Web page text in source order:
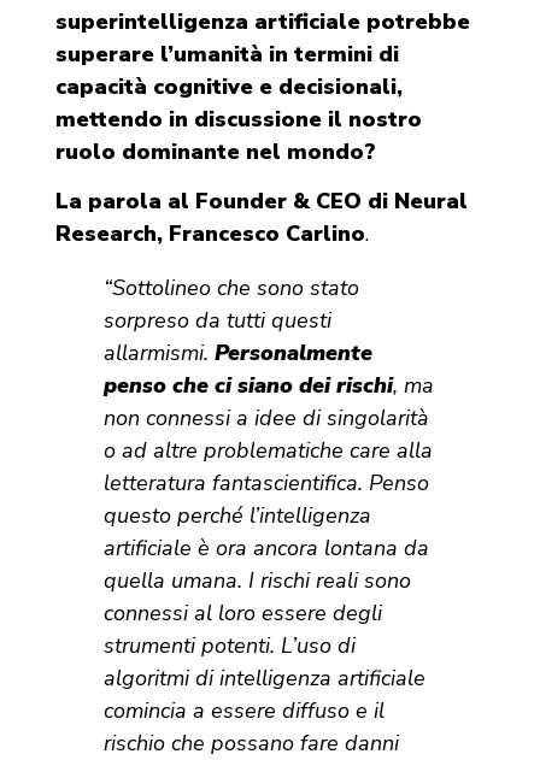
superintelligenza artificiale potrebbe
superare l’umanità in termini di
capacità cognitive e decisionali,
mettendo in discussione il nostro
ruolo dominante nel mondo?
La parola al Founder & CEO di Neural
Research, Francesco Carlino.
“Sottolineo che sono stato
sorpreso da tutti questi
allarmismi. Personalmente
penso che ci siano dei rischi, ma
non connessi a idee di singolarità
o ad altre problematiche care alla
letteratura fantascientifica. Penso
questo perché l’intelligenza
artificiale è ora ancora lontana da
quella umana. I rischi reali sono
connessi al loro essere degli
strumenti potenti. L’uso di
algoritmi di intelligenza artificiale
comincia a essere diffuso e il
rischio che possano fare danni